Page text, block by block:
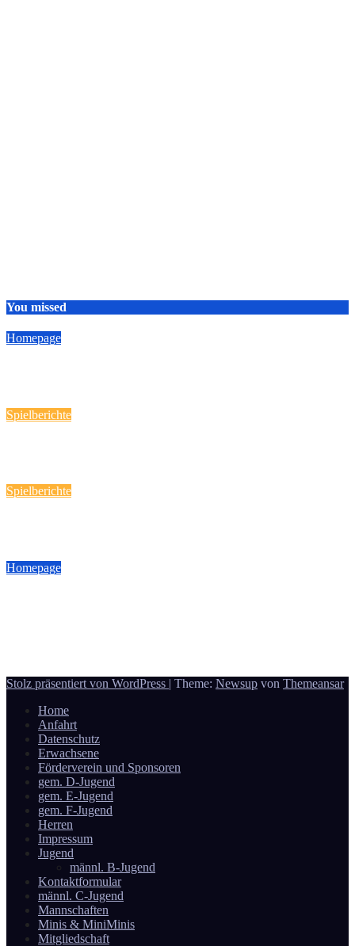
You missed
Homepage
Spielberichte
Spielberichte
Homepage
Stolz präsentiert von WordPress | Theme: Newsup von Themeansar
Home
Anfahrt
Datenschutz
Erwachsene
Förderverein und Sponsoren
gem. D-Jugend
gem. E-Jugend
gem. F-Jugend
Herren
Impressum
Jugend
männl. B-Jugend
Kontaktformular
männl. C-Jugend
Mannschaften
Minis & MiniMinis
Mitgliedschaft